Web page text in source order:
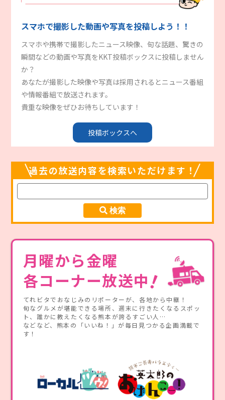
スマホで撮影した動画や写真を投稿しよう！！
スマホや携帯で撮影したニュース映像、旬な話題、驚きの
瞬間などの動画や写真をKKT投稿ボックスに投稿しません
か？
あなたが撮影した映像や写真は採用されるとニュース番組
や情報番組で放送されます。
貴重な映像をぜひお待ちしています！
投稿ボックスへ
過去の放送内容を検索いただけます！
月曜から金曜
各コーナー放送中！
てれビタでおなじみのリポーターが、各地から中継！
旬なグルメが堪能できる場所、週末に行きたくなるスポッ
ト、誰かに教えたくなる熊本が誇るすごい人…
などなど、熊本の「いいね！」が毎日見つかる企画満載で
す！